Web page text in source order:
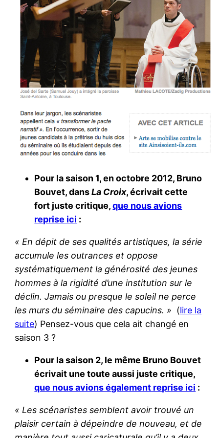
Pour la saison 1, en octobre 2012, Bruno
Bouvet, dansLa Croix, écrivait cette
fort juste critique,que nous avions
reprise ici :
« En dépit de ses qualités artistiques, la série
accumule les outrances et oppose
systématiquement la générosité des jeunes
hommes à la rigidité d’une institution sur le
déclin. Jamais ou presque le soleil ne perce
les murs du séminaire des capucins. » (lire la
suite) Pensez-vous que cela ait changé en
saison 3 ?
Pour la saison 2, le même Bruno Bouvet
écrivait une toute aussi juste critique,
que nous avions également reprise ici :
« Les scénaristes semblent avoir trouvé un
plaisir certain à dépeindre de nouveau, et de